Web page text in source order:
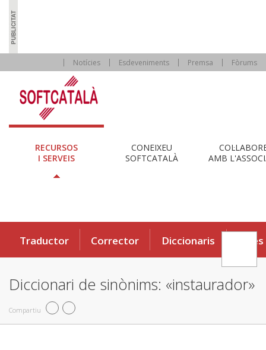
Notícies Esdeveniments Premsa Fòrums
RECURSOS
I SERVEIS
CONEIXEU
SOFTCATALÀ
AMB
Traductor Corrector Diccionaris Eines
Diccionari de sinònims: «instaurador»
Compartiu